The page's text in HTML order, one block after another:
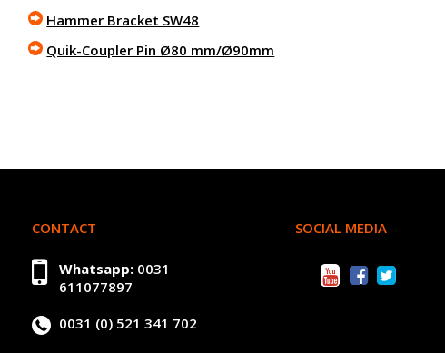
Hammer Bracket SW48
Quik-Coupler Pin Ø80 mm/Ø90mm
CONTACT
Whatsapp: 0031
611077897
0031 (0) 521 341 702
SOCIAL MEDIA